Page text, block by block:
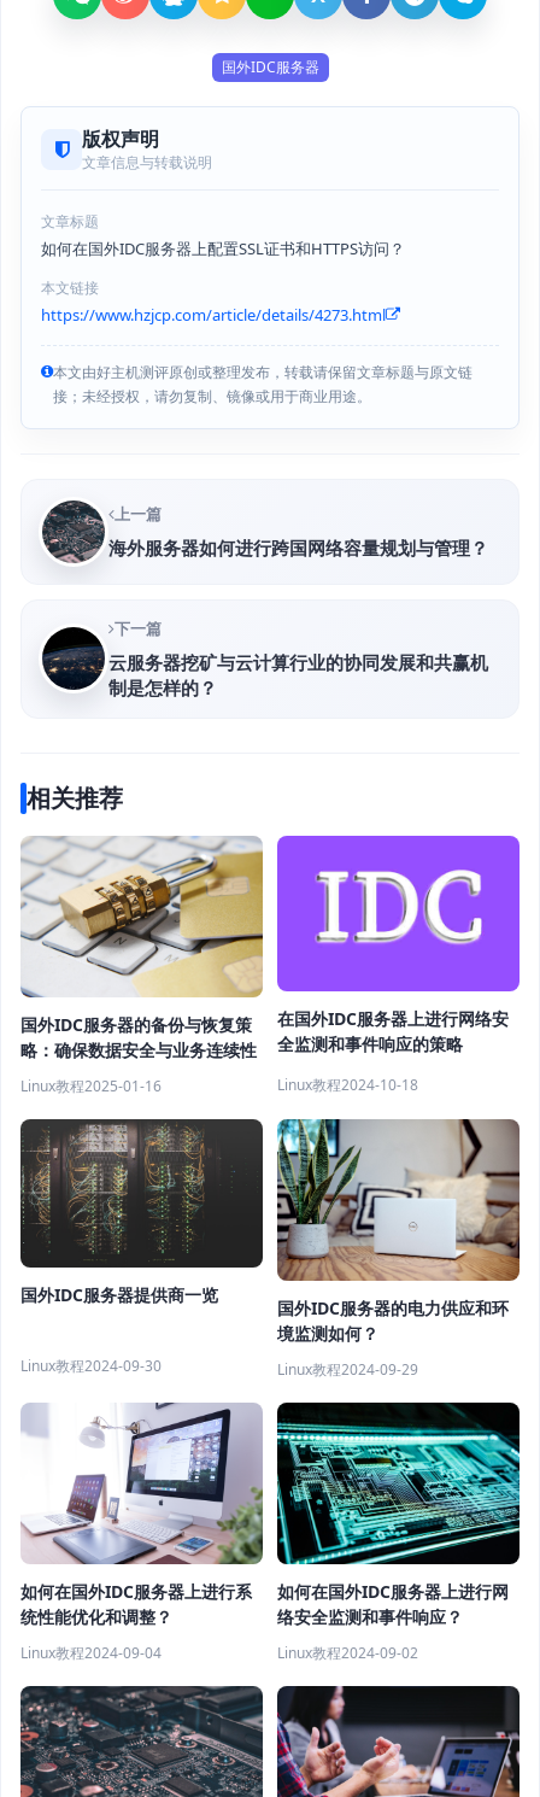
国外IDC服务器
版权声明
文章信息与转载说明
文章标题
如何在国外IDC服务器上配置SSL证书和HTTPS访问？
本文链接
https://www.hzjcp.com/article/details/4273.html
本文由好主机测评原创或整理发布，转载请保留文章标题与原文链
接；未经授权，请勿复制、镜像或用于商业用途。
上一篇
海外服务器如何进行跨国网络容量规划与管理？
下一篇
云服务器挖矿与云计算行业的协同发展和共赢机
制是怎样的？
相关推荐
国外IDC服务器的备份与恢复策
略：确保数据安全与业务连续性
Linux教程2025-01-16
在国外IDC服务器上进行网络安
全监测和事件响应的策略
Linux教程2024-10-18
国外IDC服务器提供商一览
Linux教程2024-09-30
国外IDC服务器的电力供应和环
境监测如何？
Linux教程2024-09-29
如何在国外IDC服务器上进行系
统性能优化和调整？
Linux教程2024-09-04
如何在国外IDC服务器上进行网
络安全监测和事件响应？
Linux教程2024-09-02